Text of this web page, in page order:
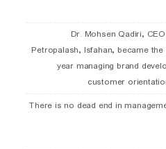
Dr. Mohsen Qadiri,
Petropalash, Isfahan, became
year managing brand
customer
There is no dead end in